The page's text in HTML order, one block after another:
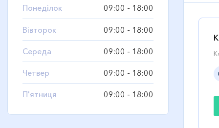
Понеділок 09:00 - 18:00
Вівторок 09:00 - 18:00
Середа 09:00 - 18:00
Четвер 09:00 - 18:00
П'ятниця 09:00 - 18:00